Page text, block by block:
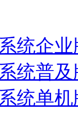
统企
统普及
统单机